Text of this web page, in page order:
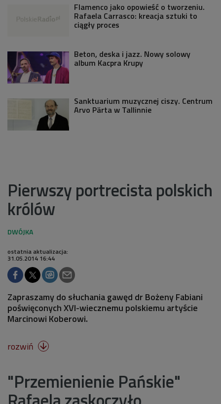
Flamenco jako opowieść o tworzeniu.
Rafaela Carrasco: kreacja sztuki to
ciągły proces
Beton, deska i jazz. Nowy solowy
album Kacpra Krupy
Sanktuarium muzycznej ciszy. Centrum
Arvo Pärta w Tallinnie
Pierwszy portrecista polskich
królów
ostatnia aktualizacja:
31.05.2014 16:44
Zapraszamy do słuchania gawęd dr Bożeny Fabiani
poświęconych XVI-wiecznemu polskiemu artyście
Marcinowi Koberowi.
rozwiń 
"Przemienienie Pańskie"